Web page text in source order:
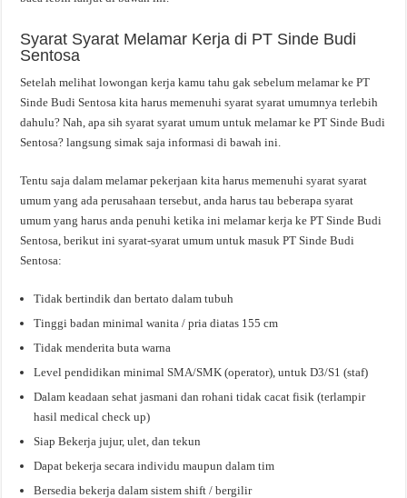
Syarat Syarat Melamar Kerja di PT Sinde Budi
Sentosa
Setelah melihat lowongan kerja kamu tahu gak sebelum melamar ke PT
Sinde Budi Sentosa kita harus memenuhi syarat syarat umumnya terlebih
dahulu? Nah, apa sih syarat syarat umum untuk melamar ke PT Sinde Budi
Sentosa? langsung simak saja informasi di bawah ini.
Tentu saja dalam melamar pekerjaan kita harus memenuhi syarat syarat
umum yang ada perusahaan tersebut, anda harus tau beberapa syarat
umum yang harus anda penuhi ketika ini melamar kerja ke PT Sinde Budi
Sentosa, berikut ini syarat-syarat umum untuk masuk PT Sinde Budi
Sentosa:
Tidak bertindik dan bertato dalam tubuh
Tinggi badan minimal wanita / pria diatas 155 cm
Tidak menderita buta warna
Level pendidikan minimal SMA/SMK (operator), untuk D3/S1 (staf)
Dalam keadaan sehat jasmani dan rohani tidak cacat fisik (terlampir
hasil medical check up)
Siap Bekerja jujur, ulet, dan tekun
Dapat bekerja secara individu maupun dalam tim
Bersedia bekerja dalam sistem shift / bergilir